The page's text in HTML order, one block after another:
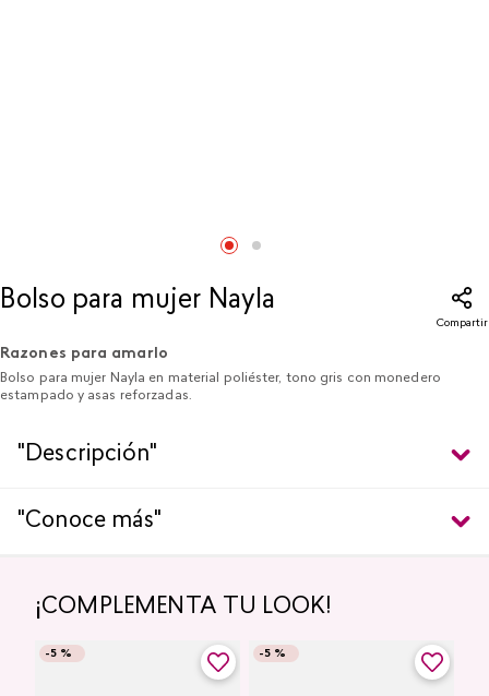
Bolso para mujer Nayla
Compartir
Razones para amarlo
Bolso para mujer Nayla en material poliéster, tono gris con monedero
estampado y asas reforzadas.
"Descripción"
"Conoce más"
¡COMPLEMENTA TU LOOK!
-5 % -5 %